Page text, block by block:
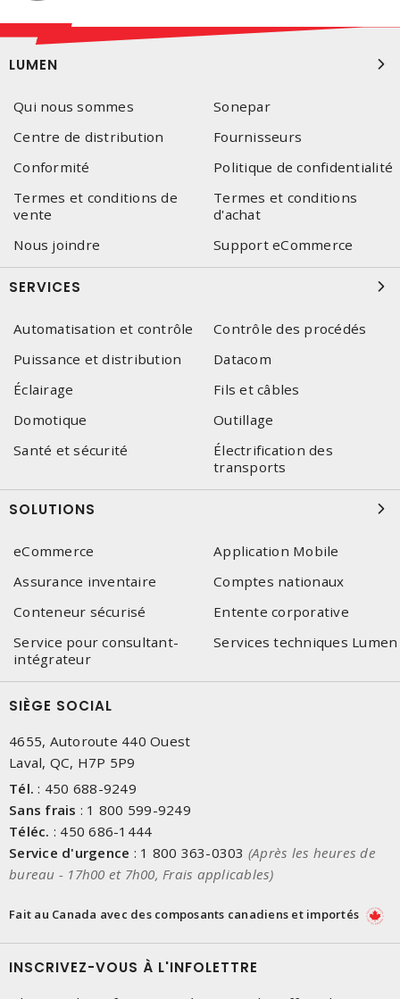
LUMEN
Qui nous sommes
Sonepar
Centre de distribution
Fournisseurs
Conformité
Politique de confidentialité
Termes et conditions de
vente
Termes et conditions
d'achat
Nous joindre
Support eCommerce
SERVICES
Automatisation et contrôle
Contrôle des procédés
Puissance et distribution
Datacom
Éclairage
Fils et câbles
Domotique
Outillage
Santé et sécurité
Électrification des
transports
SOLUTIONS
eCommerce
Application Mobile
Assurance inventaire
Comptes nationaux
Conteneur sécurisé
Entente corporative
Service pour consultant-
intégrateur
Services techniques Lumen
SIÈGE SOCIAL
4655, Autoroute 440 Ouest
Laval, QC, H7P 5P9
Tél. : 450 688-9249
Sans frais : 1 800 599-9249
Téléc. : 450 686-1444
Service d'urgence : 1 800 363-0303 (Après les heures de
bureau - 17h00 et 7h00, Frais applicables)
Fait au Canada avec des composants canadiens et importés
INSCRIVEZ-VOUS À L'INFOLETTRE